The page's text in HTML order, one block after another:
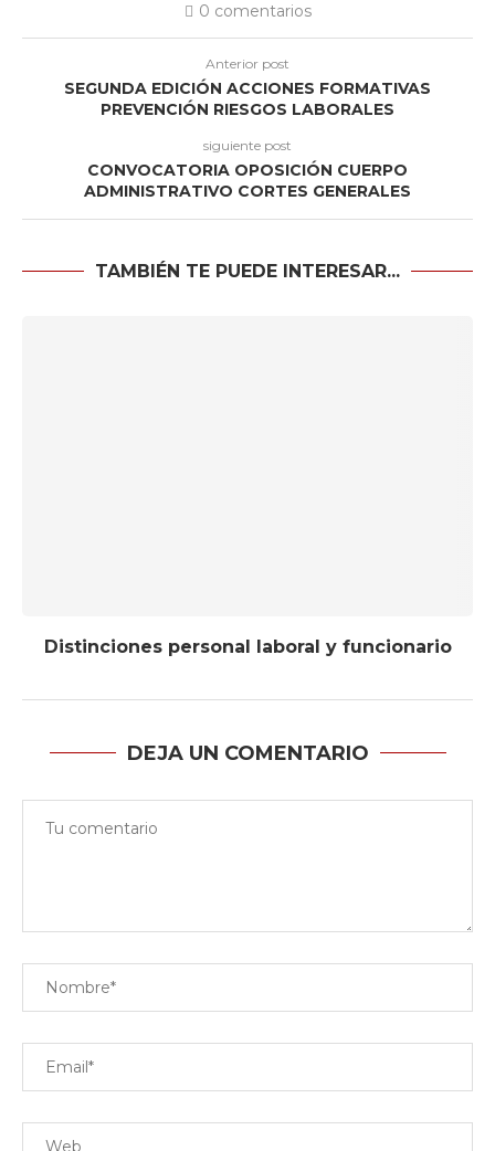
0 comentarios
Anterior post
SEGUNDA EDICIÓN ACCIONES FORMATIVAS
PREVENCIÓN RIESGOS LABORALES
siguiente post
CONVOCATORIA OPOSICIÓN CUERPO
ADMINISTRATIVO CORTES GENERALES
TAMBIÉN TE PUEDE INTERESAR...
Distinciones personal laboral y funcionario
DEJA UN COMENTARIO